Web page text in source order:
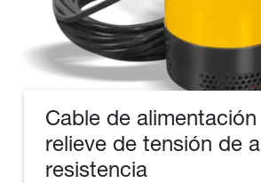
Cable de
relieve de tensión de
resistencia